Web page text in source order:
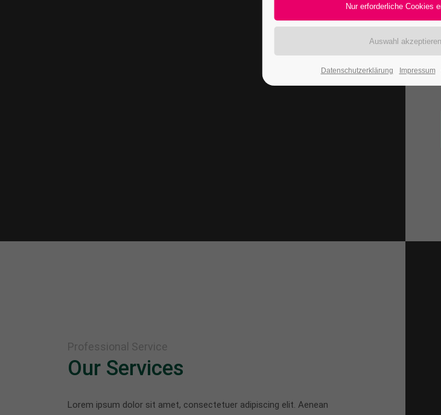
Professional Service
Our Services
Lorem ipsum dolor sit amet, consectetuer adipiscing elit. Aenean
Datenschutzerklärung Impressum